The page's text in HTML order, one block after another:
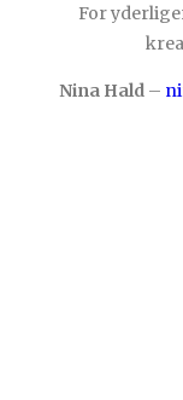
For
Nina Hald–